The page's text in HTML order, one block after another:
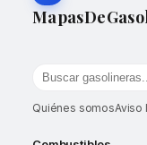
Buscar gasolineras
Quiénes somosAviso